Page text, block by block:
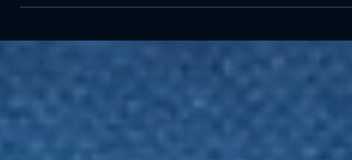
sans retour et sans cap. Dans une entreprise,
délégation et abandon. Résultat : soit ils gardent
tout pour eux, soit ils donnent trop vite, à la
mauvaise personne, au mauvais moment. Puis ils
concluent que leur équipe n’est pas autonome.
C’est souvent faux. Le vrai sujet, c’est la qual